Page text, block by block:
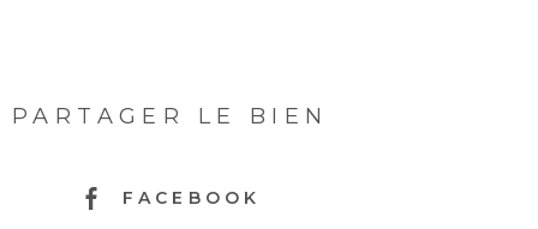
PARTAGER LE BIEN
FACEBOOK